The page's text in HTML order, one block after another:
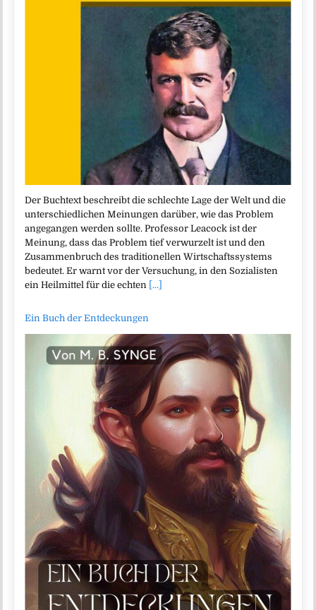
Der Buchtext beschreibt die schlechte Lage der Welt und die
unterschiedlichen Meinungen darüber, wie das Problem
angegangen werden sollte. Professor Leacock ist der
Meinung, dass das Problem tief verwurzelt ist und den
Zusammenbruch des traditionellen Wirtschaftssystems
bedeutet. Er warnt vor der Versuchung, in den Sozialisten
ein Heilmittel für die echten [...]
Ein Buch der Entdeckungen